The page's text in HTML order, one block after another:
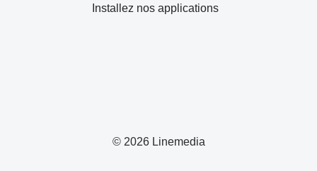
© 2026 Linemedia
Installez nos applications